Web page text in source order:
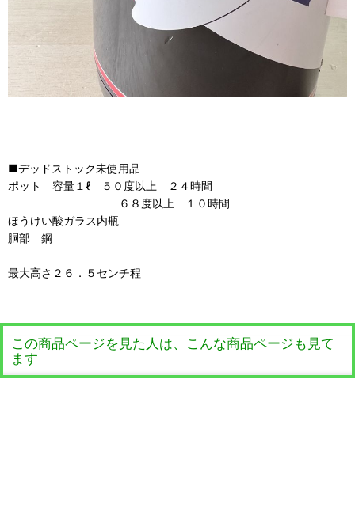
■デッドストック未使用品
ポット 容量１ℓ ５０度以上 ２４時間
６８度以上 １０時間
ほうけい酸ガラス内瓶
胴部 鋼
最大高さ２６．５センチ程
この商品ページを見た人は、こんな商品ページも見て
ます